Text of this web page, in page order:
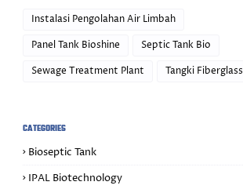
Instalasi Pengolahan Air Limbah
Panel Tank Bioshine
Septic Tank Bio
Sewage Treatment Plant
Tangki Fiberglass
CATEGORIES
Bioseptic Tank
IPAL Biotechnology